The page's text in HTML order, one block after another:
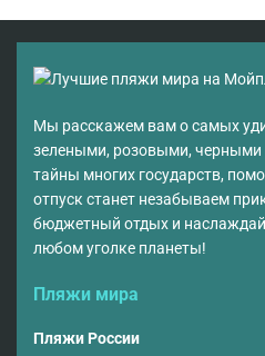
Мы расскажем вам о самых
зелеными, розовыми, черными
тайны многих государств,
отпуск станет незабываем
бюджетный отдых и
любом уголке планеты!
Пляжи мира
Пляжи России